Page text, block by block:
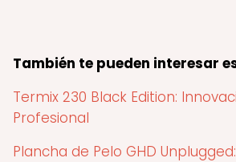
También te pueden interesar
Termix 230 Black Edition:
Profesional
Plancha de Pelo GHD